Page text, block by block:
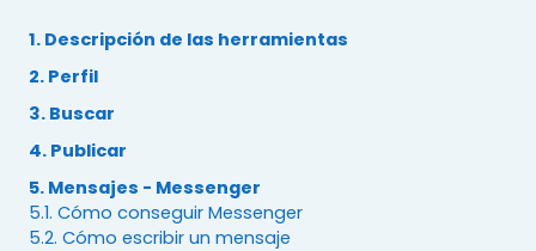
1. Descripción de las herramientas
2. Perfil
3. Buscar
4. Publicar
5. Mensajes - Messenger
5.1. Cómo conseguir Messenger
5.2. Cómo escribir un mensaje